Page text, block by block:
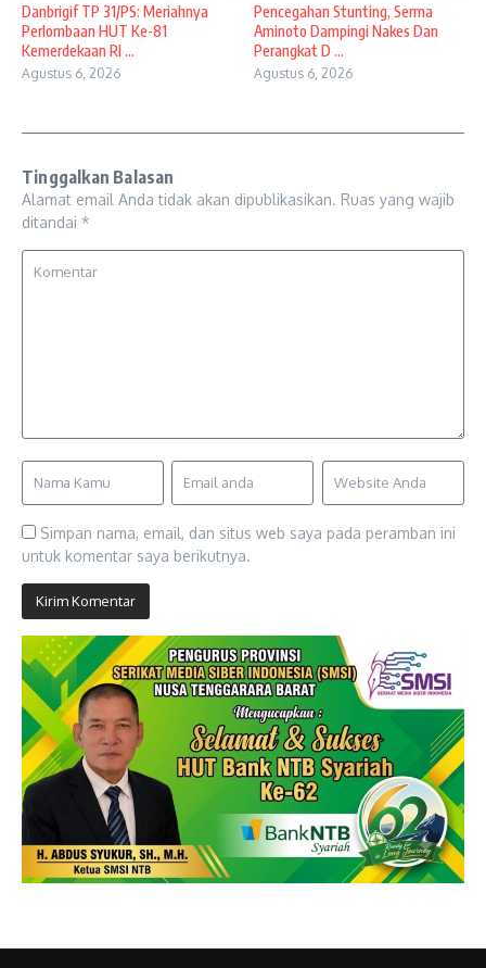
Danbrigif TP 31/PS: Meriahnya
Perlombaan HUT Ke-81
Kemerdekaan RI ...
Agustus 6, 2026
Pencegahan Stunting, Serma
Aminoto Dampingi Nakes Dan
Perangkat D ...
Agustus 6, 2026
Tinggalkan Balasan
Alamat email Anda tidak akan dipublikasikan. Ruas yang wajib
ditandai *
Simpan nama, email, dan situs web saya pada peramban ini
untuk komentar saya berikutnya.